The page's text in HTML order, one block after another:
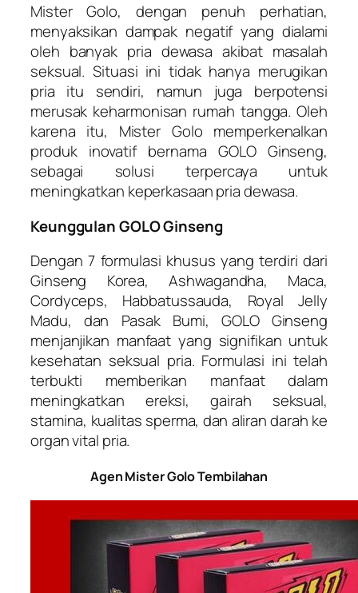
Mister Golo, dengan penuh perhatian,
menyaksikan dampak negatif yang dialami
oleh banyak pria dewasa akibat masalah
seksual. Situasi ini tidak hanya merugikan
pria itu sendiri, namun juga berpotensi
merusak keharmonisan rumah tangga. Oleh
karena itu, Mister Golo memperkenalkan
produk inovatif bernama GOLO Ginseng,
sebagai solusi terpercaya untuk
meningkatkan keperkasaan pria dewasa.
Keunggulan GOLO Ginseng
Dengan 7 formulasi khusus yang terdiri dari
Ginseng Korea, Ashwagandha, Maca,
Cordyceps, Habbatussauda, Royal Jelly
Madu, dan Pasak Bumi, GOLO Ginseng
menjanjikan manfaat yang signifikan untuk
kesehatan seksual pria. Formulasi ini telah
terbukti memberikan manfaat dalam
meningkatkan ereksi, gairah seksual,
stamina, kualitas sperma, dan aliran darah ke
organ vital pria.
Agen Mister Golo Tembilahan